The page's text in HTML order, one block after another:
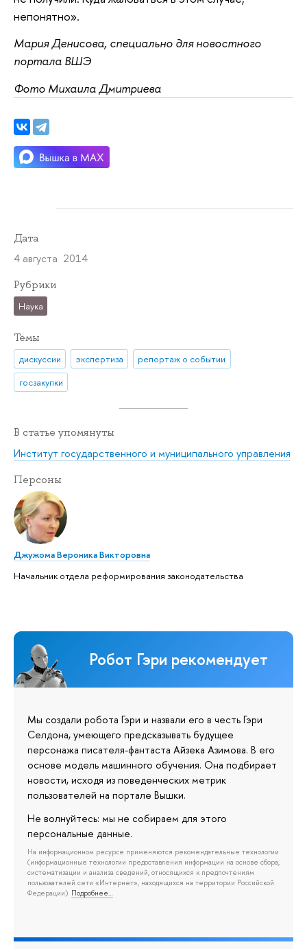
непонятно».
Мария Денисова, специально для новостного
портала ВШЭ
Фото Михаила Дмитриева
Дата
4 августа 2014
Рубрики
Наука
Темы
дискуссии экспертиза
репортаж о событии
госзакупки
В статье упомянуты
Институт государственного и муниципального управления
Персоны
Джужома Вероника Викторовна
Начальник отдела реформирования законодательства
Робот Гэри рекомендует
Мы создали робота Гэри и назвали его в честь Гэри
Селдона, умеющего предсказывать будущее
персонажа писателя-фантаста Айзека Азимова. В его
основе модель машинного обучения. Она подбирает
новости, исходя из поведенческих метрик
пользователей на портале Вышки.
Не волнуйтесь: мы не собираем для этого
персональные данные.
На информационном ресурсе применяются рекомендательные технологии
(информационные технологии предоставления информации на основе сбора,
систематизации и анализа сведений, относящихся к предпочтениям
пользователей сети «Интернет», находящихся на территории Российской
Федерации). Подробнее…